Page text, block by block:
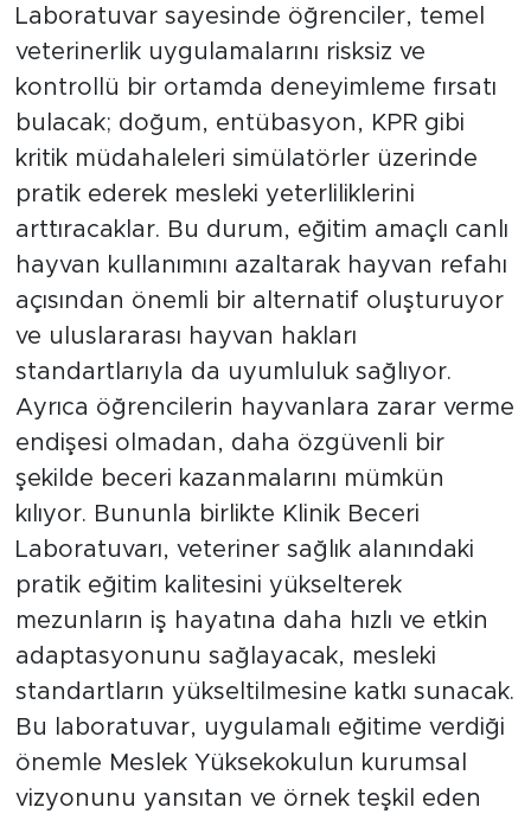
Laboratuvar sayesinde öğrenciler, temel
veterinerlik uygulamalarını risksiz ve
kontrollü bir ortamda deneyimleme fırsatı
bulacak; doğum, entübasyon, KPR gibi
kritik müdahaleleri simülatörler üzerinde
pratik ederek mesleki yeterliliklerini
arttıracaklar. Bu durum, eğitim amaçlı canlı
hayvan kullanımını azaltarak hayvan refahı
açısından önemli bir alternatif oluşturuyor
ve uluslararası hayvan hakları
standartlarıyla da uyumluluk sağlıyor.
Ayrıca öğrencilerin hayvanlara zarar verme
endişesi olmadan, daha özgüvenli bir
şekilde beceri kazanmalarını mümkün
kılıyor. Bununla birlikte Klinik Beceri
Laboratuvarı, veteriner sağlık alanındaki
pratik eğitim kalitesini yükselterek
mezunların iş hayatına daha hızlı ve etkin
adaptasyonunu sağlayacak, mesleki
standartların yükseltilmesine katkı sunacak.
Bu laboratuvar, uygulamalı eğitime verdiği
önemle Meslek Yüksekokulun kurumsal
vizyonunu yansıtan ve örnek teşkil eden